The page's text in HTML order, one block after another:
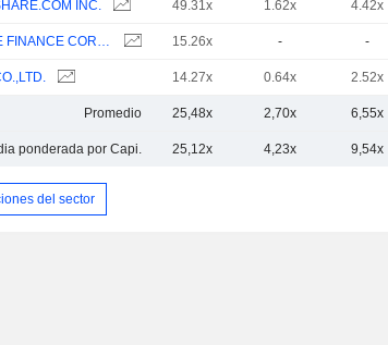
INC. 49.31x 1.62x 4.42x
WILLIS LEASE FINANCE CORPORATION 15.26x - -
14.27x 0.64x 2.52x
Promedio 25,48x 2,70x 6,55x
ponderada por Capi. 25,12x 4,23x 9,54x
del sector